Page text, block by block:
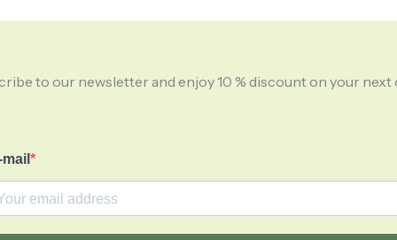
to our newsletter and enjoy 10 % discount on your next
mail